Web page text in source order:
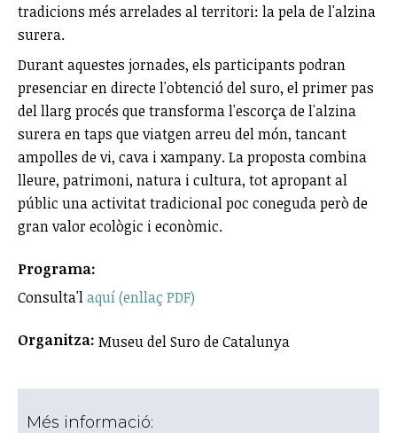
tradicions més arrelades al territori: la pela de l'alzina
surera.
Durant aquestes jornades, els participants podran
presenciar en directe l'obtenció del suro, el primer pas
del llarg procés que transforma l'escorça de l'alzina
surera en taps que viatgen arreu del món, tancant
ampolles de vi, cava i xampany. La proposta combina
lleure, patrimoni, natura i cultura, tot apropant al
públic una activitat tradicional poc coneguda però de
gran valor ecològic i econòmic.
Programa:
Consulta'laquí (enllaç PDF)
Organitza: Museu del Suro de Catalunya
Més informació: